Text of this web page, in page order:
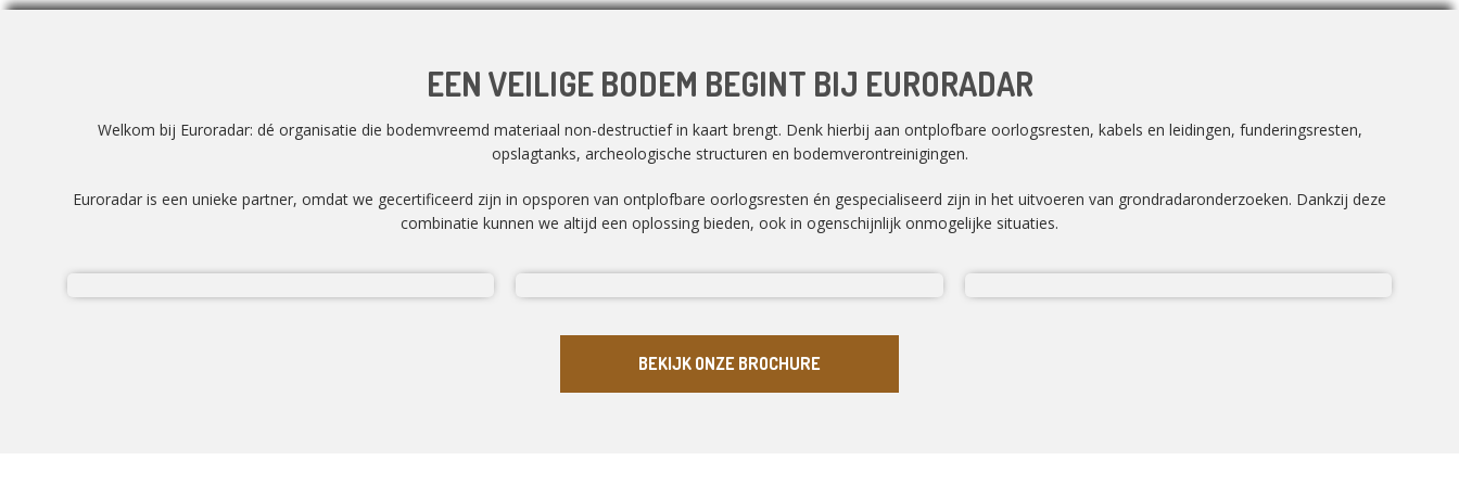
EEN VEILIGE BODEM BEGINT BIJ EURORADAR
Welkom bij Euroradar: dé organisatie die bodemvreemd materiaal non-destructief in kaart brengt. Denk hierbij aan ontplofbare oorlogsresten, kabels en leidingen, funderingsresten,
opslagtanks, archeologische structuren en bodemverontreinigingen.
Euroradar is een unieke partner, omdat we gecertificeerd zijn in opsporen van ontplofbare oorlogsresten én gespecialiseerd zijn in het uitvoeren van grondradaronderzoeken. Dankzij deze
combinatie kunnen we altijd een oplossing bieden, ook in ogenschijnlijk onmogelijke situaties.
BEKIJK ONZE BROCHURE